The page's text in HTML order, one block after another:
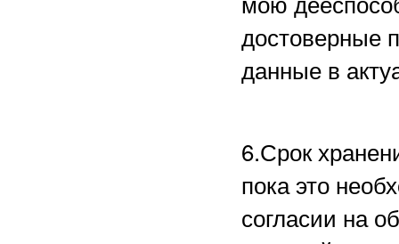
достоверные
данные в
6.Срок
пока это
согласии на